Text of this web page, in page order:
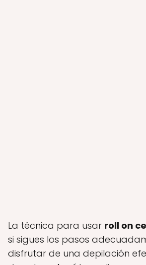
La técnica para usar roll on
si sigues los pasos
disfrutar de una depilación